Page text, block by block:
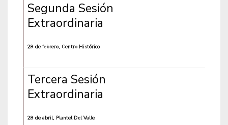
Segunda Sesión
Extraordinaria
28 de febrero, Centro Histórico
Tercera Sesión
Extraordinaria
28 de abril, Plantel Del Valle